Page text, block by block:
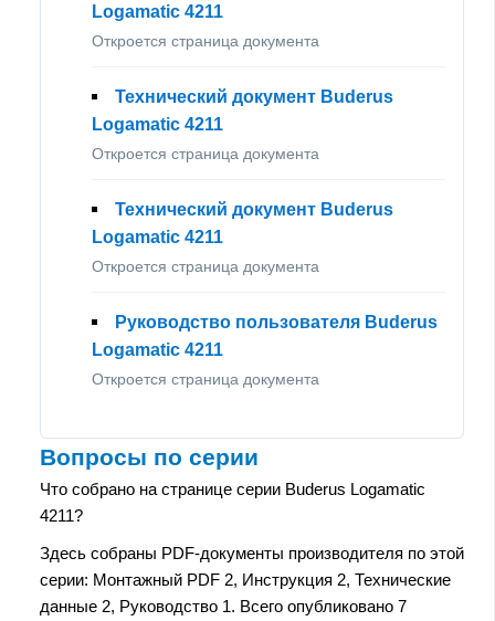
Logamatic 4211
Откроется страница документа
Технический документ Buderus
Logamatic 4211
Откроется страница документа
Технический документ Buderus
Logamatic 4211
Откроется страница документа
Руководство пользователя Buderus
Logamatic 4211
Откроется страница документа
Вопросы по серии
Что собрано на странице серии Buderus Logamatic
4211?
Здесь собраны PDF-документы производителя по этой
серии: Монтажный PDF 2, Инструкция 2, Технические
данные 2, Руководство 1. Всего опубликовано 7